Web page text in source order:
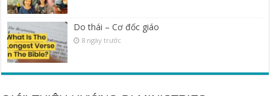
Do thái – Cơ đốc giáo
8 ngày trước